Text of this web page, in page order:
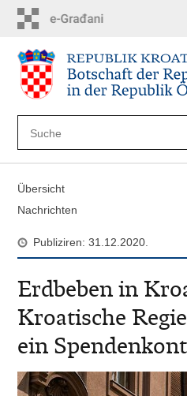
Hauptinhalt
Übersicht
Nachrichten
Publiziren: 31.12.2020.
Erdbeben in
Kroatische
ein